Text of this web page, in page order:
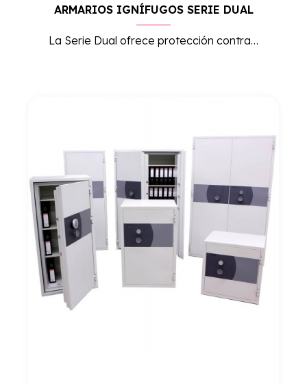
ARMARIOS IGNÍFUGOS SERIE DUAL
La Serie Dual ofrece protección contra incendios y seguridad avanzada, ideal para el almacenamiento de documentos importantes y objetos valiosos en entornos de alto riesgo.